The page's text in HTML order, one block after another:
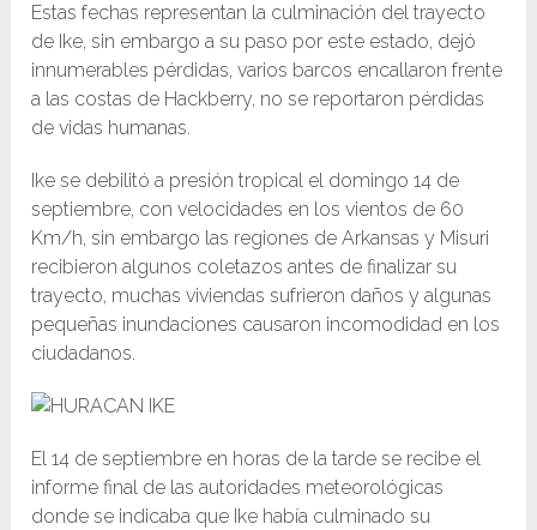
Estas fechas representan la culminación del trayecto
de Ike, sin embargo a su paso por este estado, dejó
innumerables pérdidas, varios barcos encallaron frente
a las costas de Hackberry, no se reportaron pérdidas
de vidas humanas.
Ike se debilitó a presión tropical el domingo 14 de
septiembre, con velocidades en los vientos de 60
Km/h, sin embargo las regiones de Arkansas y Misuri
recibieron algunos coletazos antes de finalizar su
trayecto, muchas viviendas sufrieron daños y algunas
pequeñas inundaciones causaron incomodidad en los
ciudadanos.
El 14 de septiembre en horas de la tarde se recibe el
informe final de las autoridades meteorológicas
donde se indicaba que Ike había culminado su